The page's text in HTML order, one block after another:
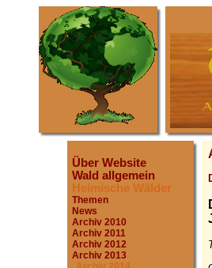
Über Website
Wald allgemein
Heimische Wälder
Themen
News
Archiv 2010
Archiv 2011
Archiv 2012
Archiv 2013